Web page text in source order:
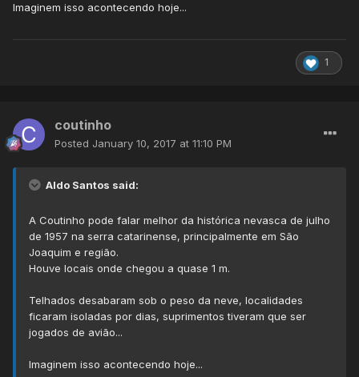
Imaginem isso acontecendo hoje...
1
coutinho
Posted January 10, 2017 at 11:10 PM
Aldo Santos said:
A Coutinho pode falar melhor da histórica nevasca de julho
de 1957 na serra catarinense, principalmente em São
Joaquim e região.
Houve locais onde chegou a quase 1 m.
Telhados desabaram sob o peso da neve, localidades
ficaram isoladas por dias, suprimentos tiveram que ser
jogados de avião...
Imaginem isso acontecendo hoje...